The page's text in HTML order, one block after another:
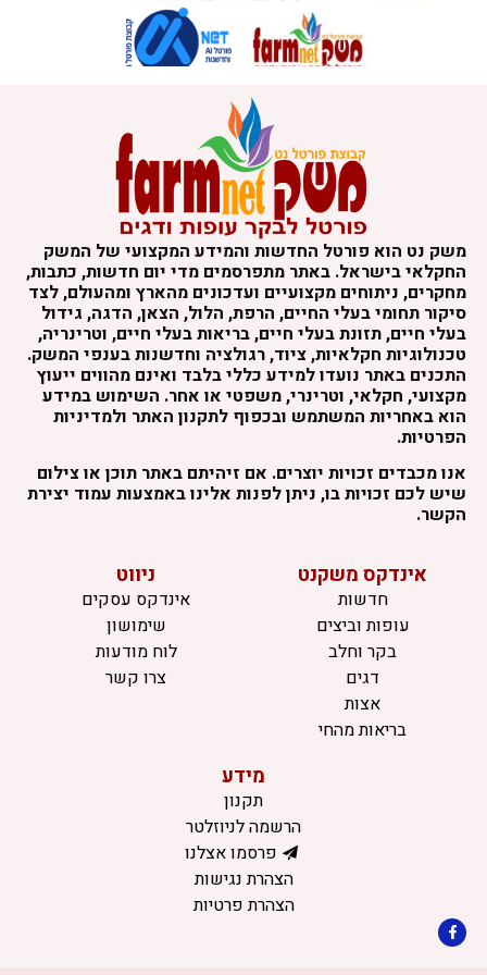
משק נט הוא פורטל החדשות והמידע המקצועי של המשק
החקלאי בישראל. באתר מתפרסמים מדי יום חדשות, כתבות,
מחקרים, ניתוחים מקצועיים ועדכונים מהארץ ומהעולם, לצד
סיקור תחומי בעלי החיים, הרפת, הלול, הצאן, הדגה, גידול
בעלי חיים, תזונת בעלי חיים, בריאות בעלי חיים, וטרינריה,
טכנולוגיות חקלאיות, ציוד, רגולציה וחדשנות בענפי המשק.
התכנים באתר נועדו למידע כללי בלבד ואינם מהווים ייעוץ
מקצועי, חקלאי, וטרינרי, משפטי או אחר. השימוש במידע
הוא באחריות המשתמש ובכפוף לתקנון האתר ולמדיניות
הפרטיות.
אנו מכבדים זכויות יוצרים. אם זיהיתם באתר תוכן או צילום
שיש לכם זכויות בו, ניתן לפנות אלינו באמצעות עמוד יצירת
הקשר.
אינדקס משקנט
חדשות
עופות וביצים
בקר וחלב
דגים
אצות
בריאות מהחי
ניווט
אינדקס עסקים
שימושון
לוח מודעות
צרו קשר
מידע
תקנון
הרשמה לניוזלטר
פרסמו אצלנו
הצהרת נגישות
הצהרת פרטיות